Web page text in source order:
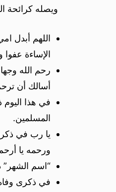
ويصله كرائحة
اللهم أبدل
الإساءة
رحم الله
أسالك أن
في هذا اليوم
المسلمين.
يا رب في
ورحمه يا
“اسم الشهر”
في ذكرى